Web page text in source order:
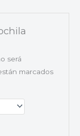
será
marcados